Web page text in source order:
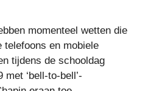
momenteel wetten die
telefoons en mobiele
tijdens de schooldag
‘bell-to-bell’-